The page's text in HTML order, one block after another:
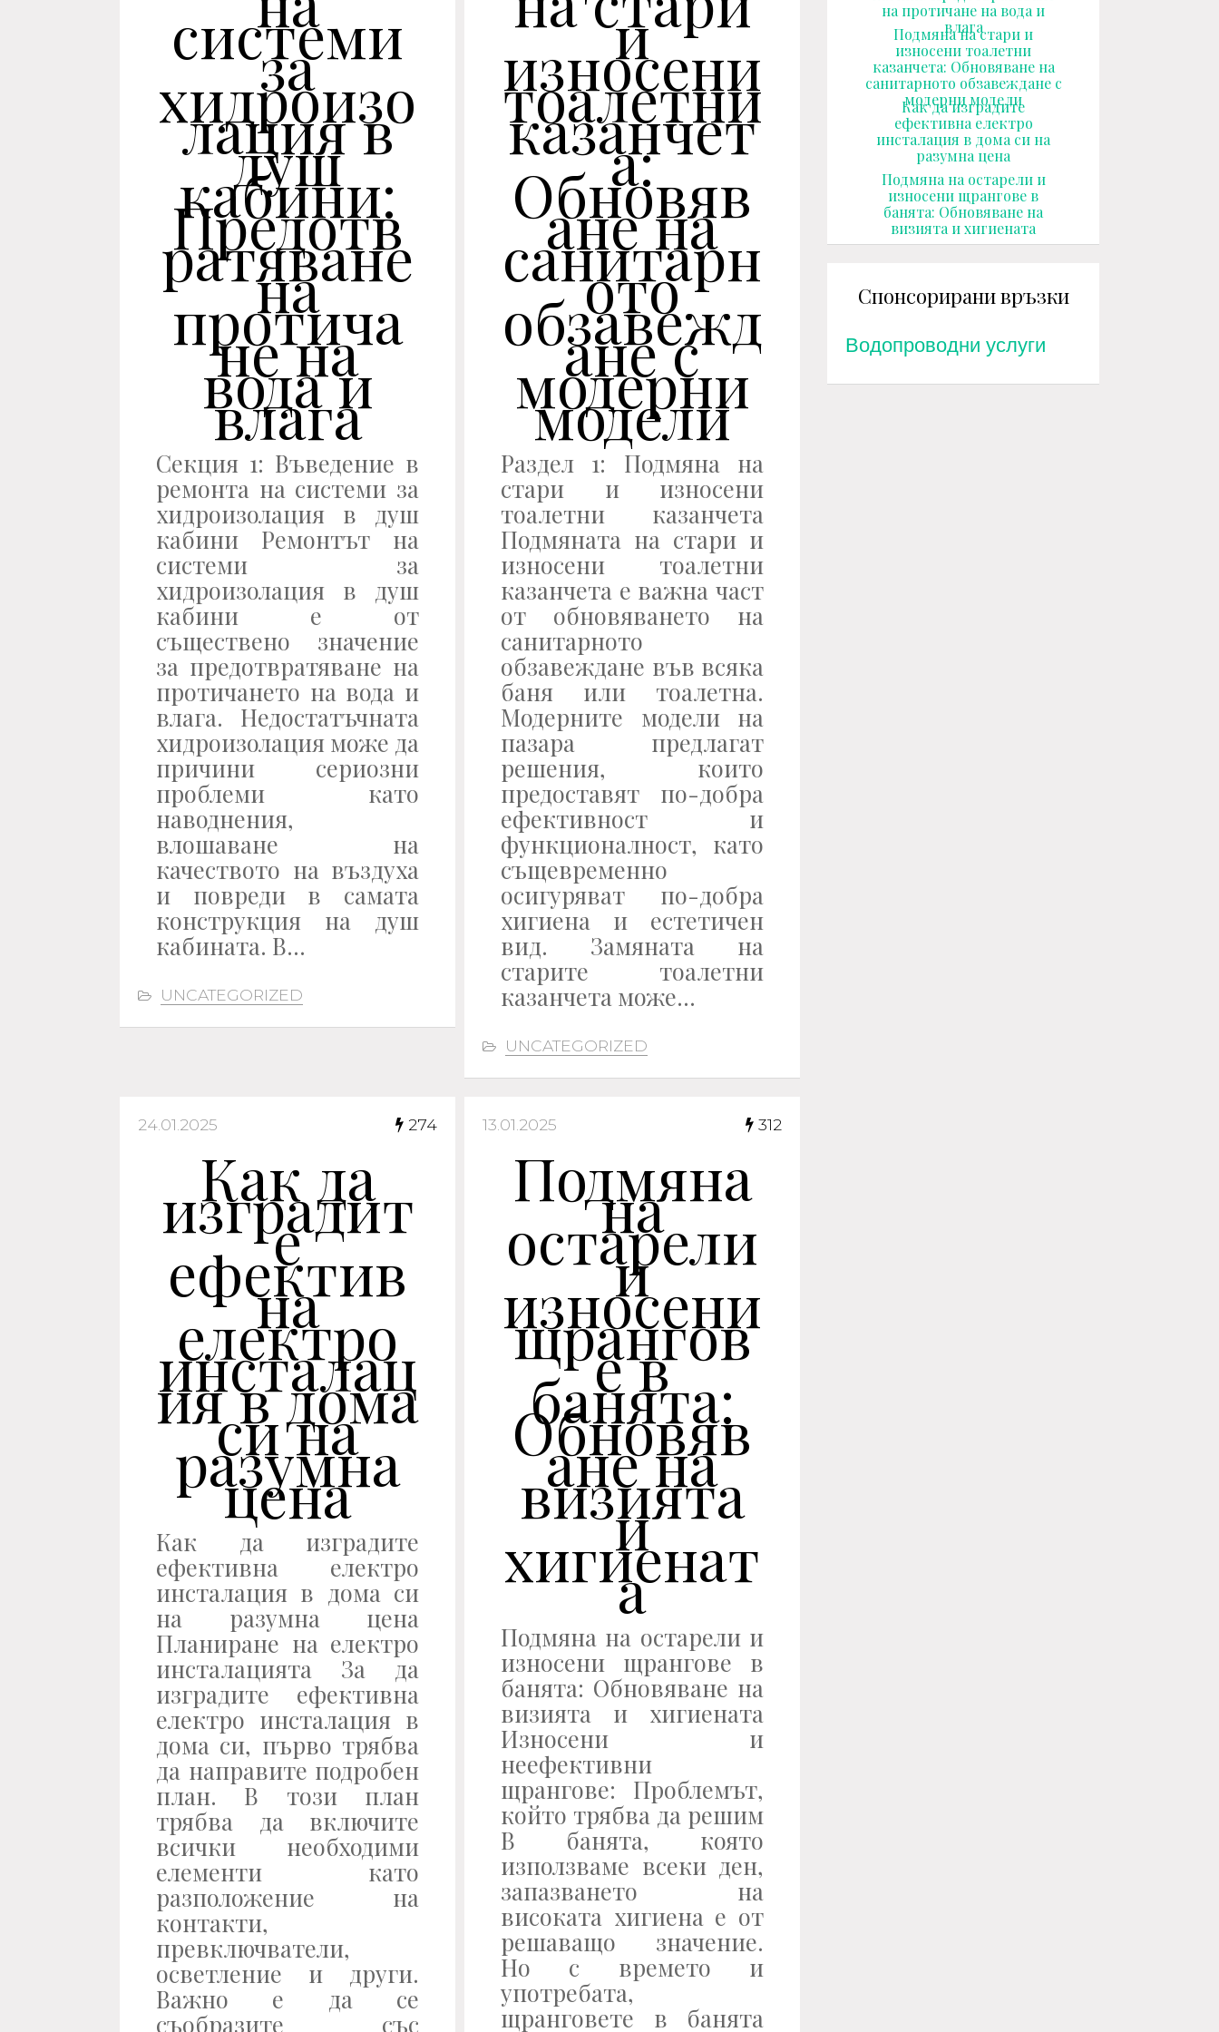
READ MORE
системи
за
хидроизо
лация в
душ
кабини:
Предотв
ратяване
на
протича
не на
вода и
влага
Секция 1: Въведение в
ремонта на системи за
хидроизолация в душ
кабини Ремонтът на
системи за
хидроизолация в душ
кабини е от
съществено значение
за предотвратяване на
протичането на вода и
влага. Недостатъчната
хидроизолация може да
причини сериозни
проблеми като
наводнения,
влошаване на
качеството на въздуха
и повреди в самата
конструкция на душ
кабината. В…
UNCATEGORIZED
и
износени
тоалетни
казанчет
а:
Обновяв
ане на
санитарн
ото
обзавежд
ане с
модерни
модели
Раздел 1: Подмяна на
стари и износени
тоалетни казанчета
Подмяната на стари и
износени тоалетни
казанчета е важна част
от обновяването на
санитарното
обзавеждане във всяка
баня или тоалетна.
Модерните модели на
пазара предлагат
решения, които
предоставят по-добра
ефективност и
функционалност, като
същевременно
осигуряват по-добра
хигиена и естетичен
вид. Замяната на
старите тоалетни
казанчета може…
UNCATEGORIZED
24.01.2025 274
Как да
изградит
е
ефектив
на
електро
инсталац
ия в дома
си на
разумна
цена
Как да изградите
ефективна електро
инсталация в дома си
на разумна цена
Планиране на електро
инсталацията За да
изградите ефективна
електро инсталация в
дома си, първо трябва
да направите подробен
план. В този план
трябва да включите
всички необходими
елементи като
разположение на
контакти,
превключватели,
осветление и други.
Важно е да се
съобразите със
13.01.2025 312
Подмяна
на
остарели
и
износени
щрангов
е в
банята:
Обновяв
ане на
визията
и
хигиенат
а
Подмяна на остарели и
износени щрангове в
банята: Обновяване на
визията и хигиената
Износени и
неефективни
щрангове: Проблемът,
който трябва да решим
В банята, която
използваме всеки ден,
запазването на
високата хигиена е от
решаващо значение.
Но с времето и
употребата,
щранговете в банята
на протичане на вода и
влага
Подмяна на стари и
износени тоалетни
казанчета: Обновяване на
санитарното обзавеждане с
модерни модели
Как да изградите
ефективна електро
инсталация в дома си на
разумна цена
Подмяна на остарели и
износени щрангове в
банята: Обновяване на
визията и хигиената
Спонсорирани връзки
Водопроводни услуги